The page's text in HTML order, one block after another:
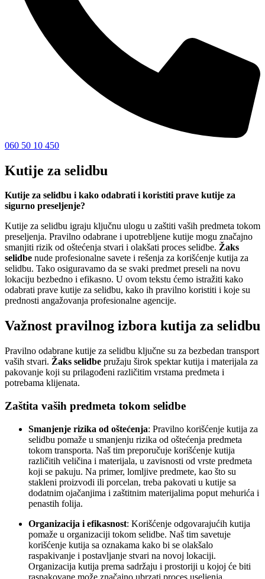
060 50 10 450
Kutije za selidbu
Kutije za selidbu i kako odabrati i koristiti prave kutije za
sigurno preseljenje?
Kutije za selidbu igraju ključnu ulogu u zaštiti vaših predmeta tokom
preseljenja. Pravilno odabrane i upotrebljene kutije mogu značajno
smanjiti rizik od oštećenja stvari i olakšati proces selidbe. Žaks
selidbe nude profesionalne savete i rešenja za korišćenje kutija za
selidbu. Tako osiguravamo da se svaki predmet preseli na novu
lokaciju bezbedno i efikasno. U ovom tekstu ćemo istražiti kako
odabrati prave kutije za selidbu, kako ih pravilno koristiti i koje su
prednosti angažovanja profesionalne agencije.
Važnost pravilnog izbora kutija za selidbu
Pravilno odabrane kutije za selidbu ključne su za bezbedan transport
vaših stvari. Žaks selidbe pružaju širok spektar kutija i materijala za
pakovanje koji su prilagođeni različitim vrstama predmeta i
potrebama klijenata.
Zaštita vaših predmeta tokom selidbe
Smanjenje rizika od oštećenja: Pravilno korišćenje kutija za
selidbu pomaže u smanjenju rizika od oštećenja predmeta
tokom transporta. Naš tim preporučuje korišćenje kutija
različitih veličina i materijala, u zavisnosti od vrste predmeta
koji se pakuju. Na primer, lomljive predmete, kao što su
stakleni proizvodi ili porcelan, treba pakovati u kutije sa
dodatnim ojačanjima i zaštitnim materijalima poput mehurića i
penastih folija.
Organizacija i efikasnost: Korišćenje odgovarajućih kutija
pomaže u organizaciji tokom selidbe. Naš tim savetuje
korišćenje kutija sa oznakama kako bi se olakšalo
raspakivanje i postavljanje stvari na novoj lokaciji.
Organizacija kutija prema sadržaju i prostoriji u kojoj će biti
raspakovane može značajno ubrzati proces useljenja.